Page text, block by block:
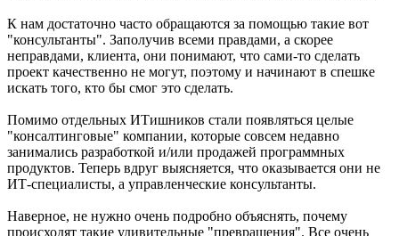
К нам достаточно часто обращаются за помощью такие вот
"консультанты". Заполучив всеми правдами, а скорее
неправдами, клиента, они понимают, что сами-то сделать
проект качественно не могут, поэтому и начинают в спешке
искать того, кто бы смог это сделать.
Помимо отдельных ИТишников стали появляться целые
"консалтинговые" компании, которые совсем недавно
занимались разработкой и/или продажей программных
продуктов. Теперь вдруг выясняется, что оказывается они не
ИТ-специалисты, а управленческие консультанты.
Наверное, не нужно очень подробно объяснять, почему
происходят такие удивительные "превращения". Все очень